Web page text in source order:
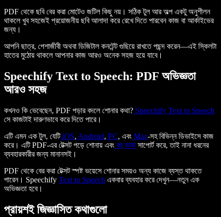
PDF থেকে ছবি বের করা মোটেও জটিল কিছু নয়। সঠিক টুল আর অল্প একটু অনুশীলন
থাকলে খুব সহজেই প্রয়োজনীয় ছবি আলাদা করে রেখে দিতে পারবেন কাজ বা আর্কাইভের
জন্য।
আপনি ছাত্র, পেশাজীবী অথবা ডিজিটাল কনটেন্ট গুছিয়ে রাখতে পছন্দ করেন—এই স্কিলটা
হাতের মুঠোয় থাকলে আপনার কাজ আরও অনেক সহজ হয়ে যাবে।
Speechify Text to Speech: PDF অভিজ্ঞতা
আরও সহজ
কখনও কি ভেবেছেন, PDF পড়ার বদলে শোনার কথা? Speechify Text to Speech
সে কাজটাই দারুণভাবে করে দিতে পারে।
এটি এমন এক টুল, যেটিiOS, Android, PC, এবং Mac-সহ বিভিন্ন ডিভাইসে কাজ
করে। এটি PDF-এর টেক্সট পড়ে শোনায় এবং বহু ভাষা সাপোর্ট করে, তাই নানা ধরনের
ব্যবহারকারীর জন্য মানানসই।
PDF থেকে বের করা টেক্সট স্পষ্ট ভয়েসে শোনার সময়ও অন্য কাজে ব্যস্ত থাকতে
পারেন। Speechify Text to Speech একবার ব্যবহার করে দেখুন—নতুন এক
অভিজ্ঞতা হবে।
প্রায়শই জিজ্ঞাসিত কথাগুলো